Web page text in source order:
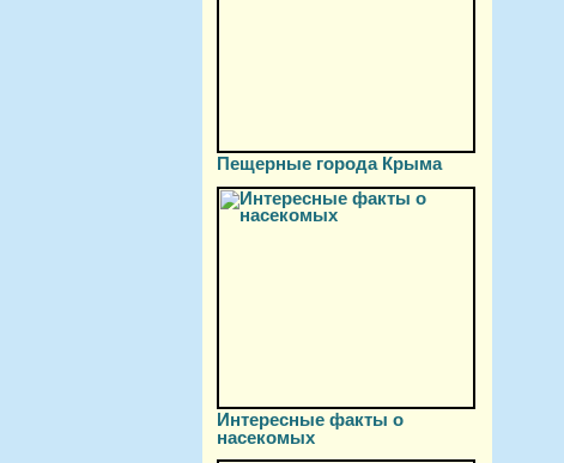
Пещерные города Крыма
Интересные факты о
насекомых